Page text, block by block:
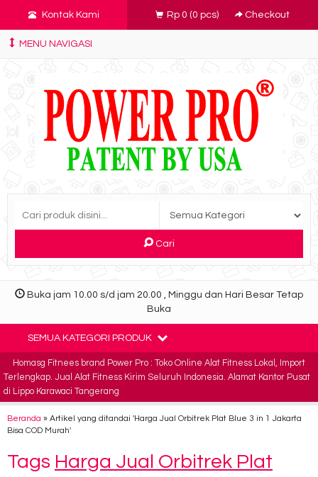
Kontak Kami Rp 0 (0 pcs) Checkout
MENU NAVIGASI
Cari
Buka jam 10.00 s/d jam 20.00 , Minggu dan Hari Besar Tetap
Buka
SEMUA KATEGORI PRODUK
Homasg Fitnees brand Power Pro : Toko Online Alat Fitness Lokal, Import
Terlengkap. Jual Alat Fitness Kirim Seluruh Indonesia. Alamat Kantor Pusat
di Lippo Karawaci Tangerang
Beranda » Artikel yang ditandai 'Harga Jual Orbitrek Plat Blue 3 in 1 Jakarta
Bisa COD Murah'
Tags Harga Jual Orbitrek Plat